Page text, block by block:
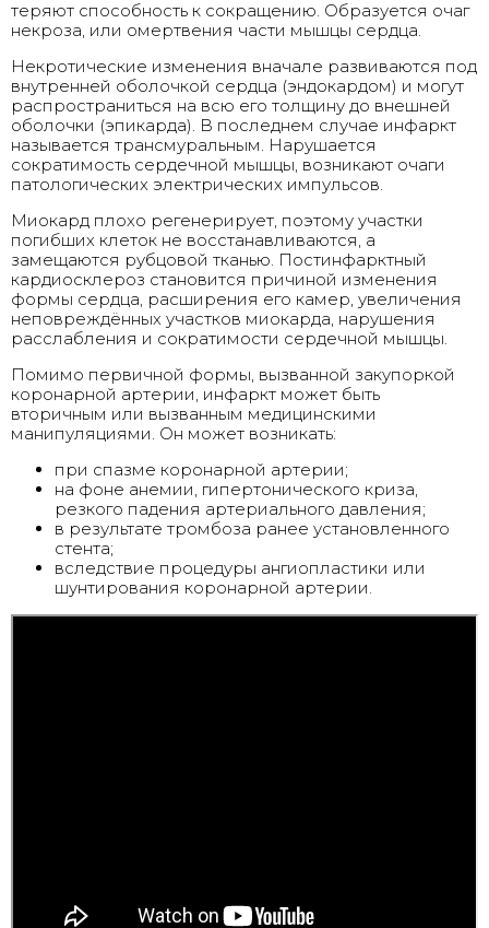
теряют способность к сокращению. Образуется очаг
некроза, или омертвения части мышцы сердца.
Некротические изменения вначале развиваются под
внутренней оболочкой сердца (эндокардом) и могут
распространиться на всю его толщину до внешней
оболочки (эпикарда). В последнем случае инфаркт
называется трансмуральным. Нарушается
сократимость сердечной мышцы, возникают очаги
патологических электрических импульсов.
Миокард плохо регенерирует, поэтому участки
погибших клеток не восстанавливаются, а
замещаются рубцовой тканью. Постинфарктный
кардиосклероз становится причиной изменения
формы сердца, расширения его камер, увеличения
неповреждённых участков миокарда, нарушения
расслабления и сократимости сердечной мышцы.
Помимо первичной формы, вызванной закупоркой
коронарной артерии, инфаркт может быть
вторичным или вызванным медицинскими
манипуляциями. Он может возникать:
при спазме коронарной артерии;
на фоне анемии, гипертонического криза,
резкого падения артериального давления;
в результате тромбоза ранее установленного
стента;
вследствие процедуры ангиопластики или
шунтирования коронарной артерии.